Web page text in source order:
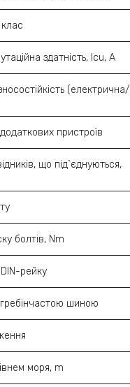
здатність, Icu, A
(електрична/
пристроїв
що під`єднуються,
болтів, Nm
рейку
шиною
моря, m